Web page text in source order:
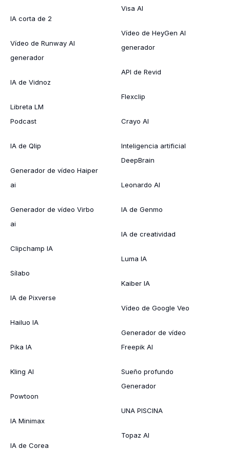
IA corta de 2
Vídeo de Runway AI
generador
IA de Vidnoz
Libreta LM
Podcast
IA de Qlip
Generador de vídeo Haiper
ai
Generador de vídeo Virbo
ai
Clipchamp IA
Sílabo
IA de Pixverse
Hailuo IA
Pika IA
Kling AI
Powtoon
IA Minimax
IA de Corea
Visa AI
Vídeo de HeyGen AI
generador
API de Revid
Flexclip
Crayo AI
Inteligencia artificial
DeepBrain
Leonardo AI
IA de Genmo
IA de creatividad
Luma IA
Kaiber IA
Vídeo de Google Veo
Generador de vídeo
Freepik AI
Sueño profundo
Generador
UNA PISCINA
Topaz AI